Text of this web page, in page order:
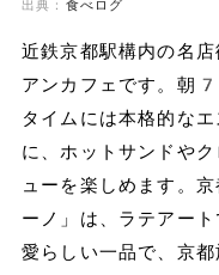
出典： 食べログ
近鉄京都駅構内の名
アンカフェです。朝
タイムには本格的な
に、ホットサンドや
ューを楽しめます。
ーノ」は、ラテアー
愛らしい一品で、京